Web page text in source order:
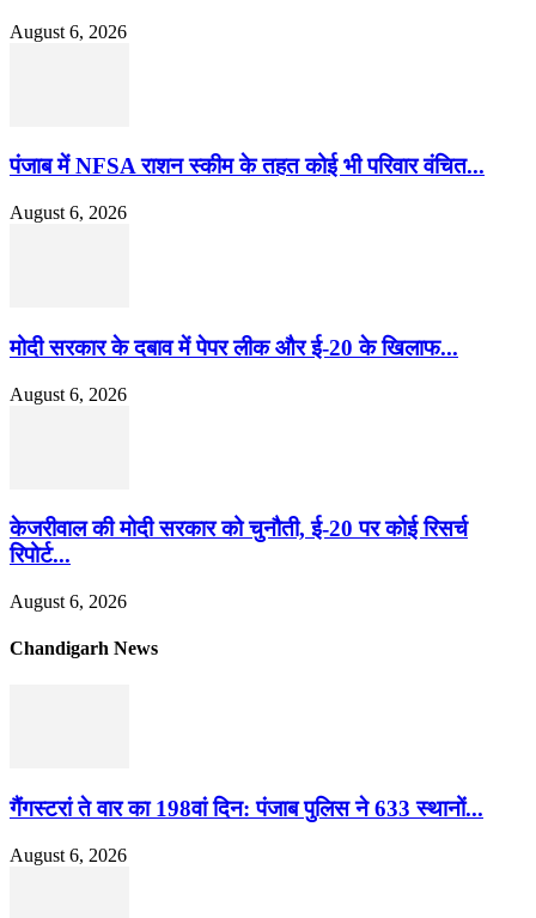
August 6, 2026
पंजाब में NFSA राशन स्कीम के तहत कोई भी परिवार वंचित...
August 6, 2026
मोदी सरकार के दबाव में पेपर लीक और ई-20 के खिलाफ...
August 6, 2026
केजरीवाल की मोदी सरकार को चुनौती, ई-20 पर कोई रिसर्च
रिपोर्ट...
August 6, 2026
Chandigarh News
गैंगस्टरां ते वार का 198वां दिन: पंजाब पुलिस ने 633 स्थानों...
August 6, 2026